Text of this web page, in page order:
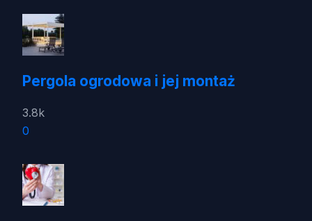
Pergola ogrodowa i jej montaż
3.8k
0